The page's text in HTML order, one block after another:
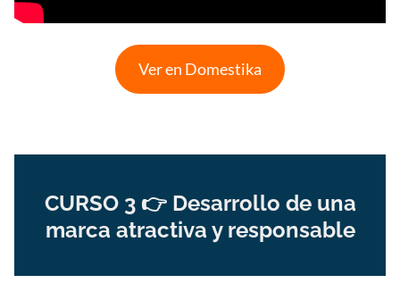
Ver en Domestika
CURSO 3 👉 Desarrollo de una
marca atractiva y responsable